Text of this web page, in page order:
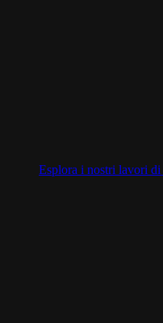
Esplora i nostri lavori di